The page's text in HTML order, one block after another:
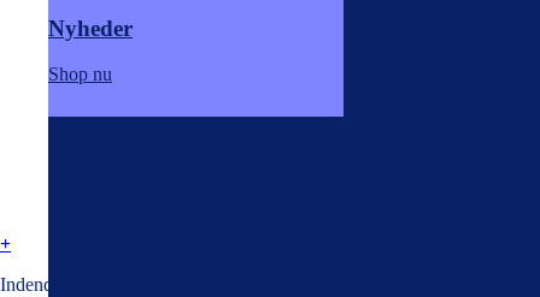
Nyheder
Shop nu
+
Indendørs